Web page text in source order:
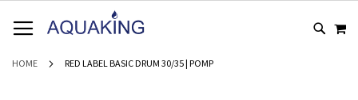
NAAR
DE
HOME RED LABEL BASIC DRUM 30/35 | POMP